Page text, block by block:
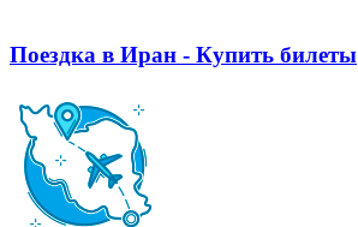
Поездка в Иран - Купить билеты